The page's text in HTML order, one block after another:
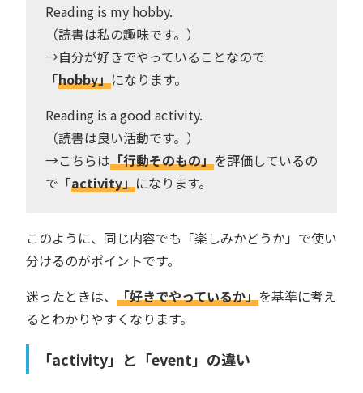
Reading is my hobby.
（読書は私の趣味です。）
→自分が好きでやっていることなので
「hobby」になります。
Reading is a good activity.
（読書は良い活動です。）
→こちらは「行動そのもの」を評価しているの
で「activity」になります。
このように、同じ内容でも「楽しみかどうか」で使い
分けるのがポイントです。
迷ったときは、 「好きでやっているか」を基準に考え
るとわかりやすくなります。
「activity」と「event」の違い